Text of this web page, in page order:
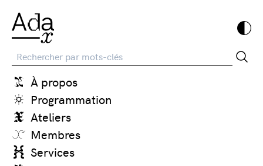
Recherche
À propos
Programmation
Ateliers
Membres
Services